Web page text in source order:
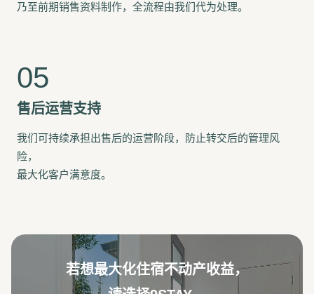
乃至前期销售资料制作，全流程由我们代为处理。
售后运营支持
我们可持续承担出售后的运营阶段，防止转交后的管理风
险，
最大化客户满意度。
若想最大化住宿不动产收益，